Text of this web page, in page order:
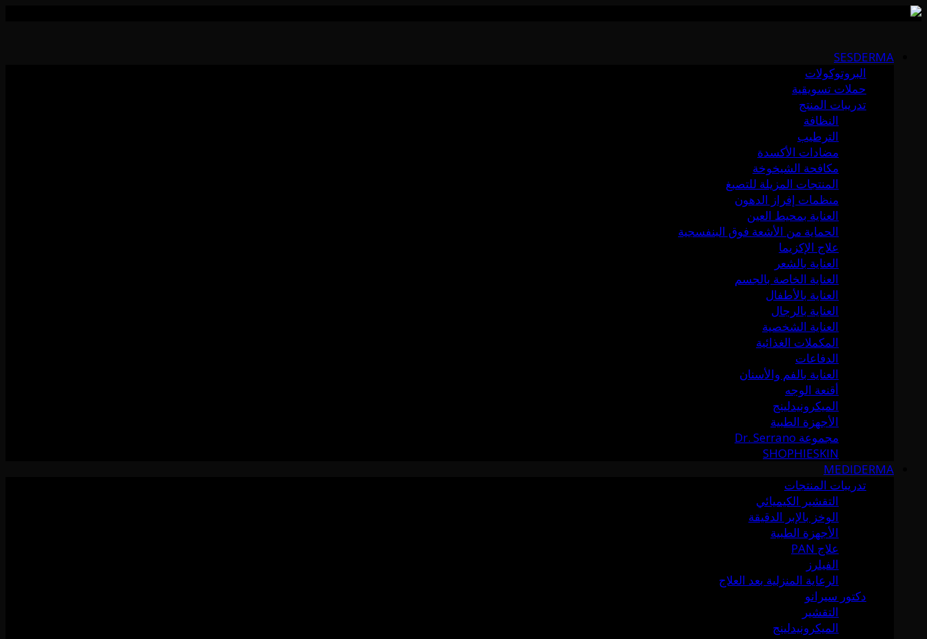
content
SESDERMA
البروتوكولات
حملات تسويقية
تدريبات المنتج
النظافة
الترطيب
مضادات الأكسدة
مكافحة الشيخوخة
المنتجات المزيلة للتصبغ
منظمات إفراز الدهون
العناية بمحيط العين
الحماية من الأشعة فوق البنفسجية
علاج الإكزيما
العناية بالشعر
العناية الخاصة بالجسم
العناية بالأطفال
العناية بالرجال
العناية الشخصية
المكملات الغذائية
الدفاعات
العناية بالفم والأسنان
أقنعة الوجه
الميكرونيدلينج
الأجهزة الطبية
مجموعة Dr. Serrano
SHOPHIESKIN
MEDIDERMA
تدريبات المنتجات
التقشير الكيميائي
الوخز بالإبر الدقيقة
الأجهزة الطبية
علاج PAN
الفيلرز
الرعاية المنزلية بعد العلاج
دكتور سيرانو
التقشير
الميكرونيدلينج